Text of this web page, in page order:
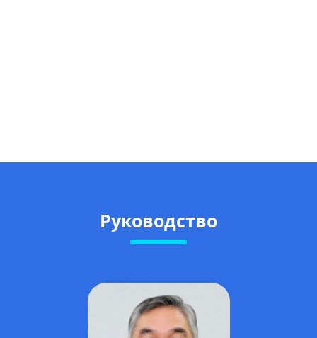
Руководство